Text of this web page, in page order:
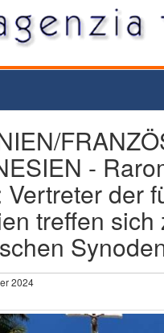
-
Vertreter der
treffen sich
2024